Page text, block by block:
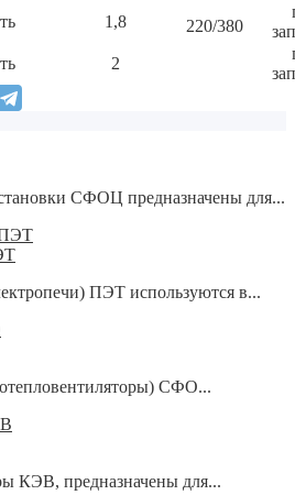
220/380
1,8
2
CФOЦ предназначены для...
ПЭT используются в...
СФО...
КЭВ, предназначены для...